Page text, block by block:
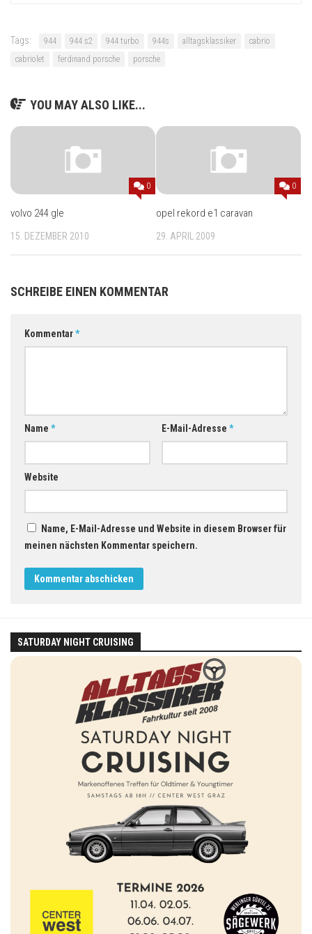
Tags: 944 944 s2 944 turbo 944s alltagsklassiker
cabrio
cabriolet
ferdinand porsche porsche
YOU MAY ALSO LIKE...
0
volvo 244 gle
15. DEZEMBER 2010
0
opel rekord e1 caravan
29. APRIL 2009
SCHREIBE EINEN KOMMENTAR
Kommentar*
Name * E-Mail-Adresse *
Website
Name, E-Mail-Adresse und Website in diesem Browser für
meinen nächsten Kommentar speichern.
SATURDAY NIGHT CRUISING